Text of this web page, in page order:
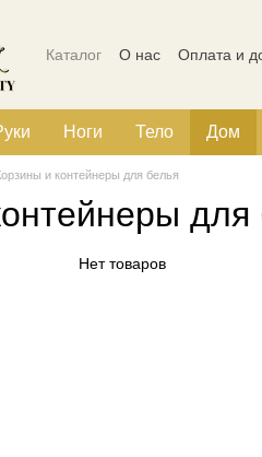
Каталог О нас Оплата и
Ноги Тело Дом
и контейнеры для белья
для
Нет товаров